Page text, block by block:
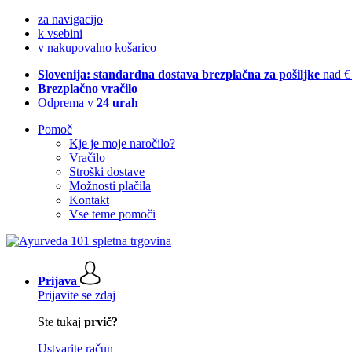
za navigacijo
k vsebini
v nakupovalno košarico
Slovenija: standardna dostava brezplačna za pošiljke nad
Brezplačno vračilo
Odprema v 24 urah
Pomoč
Kje je moje naročilo?
Vračilo
Stroški dostave
Možnosti plačila
Kontakt
Vse teme pomoči
Prijava
Prijavite se zdaj
Ste tukaj prvič?
Ustvarite račun